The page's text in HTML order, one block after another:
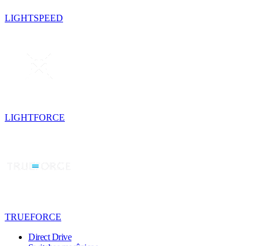
LIGHTSPEED
LIGHTFORCE
TRUEFORCE
Direct Drive